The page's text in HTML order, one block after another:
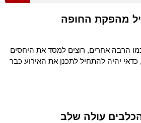
מהפקת החופה
הרבה אחרים, רוצים למסד את היחסים
כדאי יהיה להתחיל לתכנן את האירוע כבר
עולה שלב